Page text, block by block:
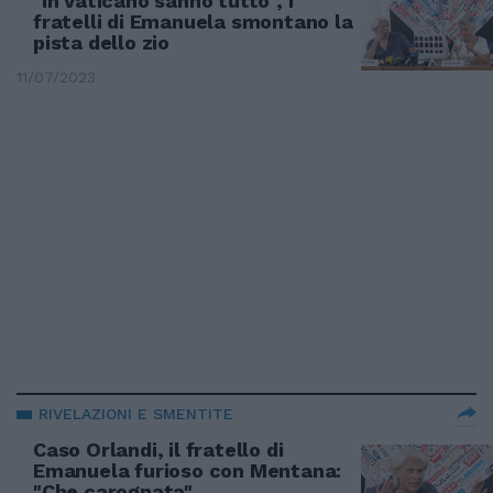
fratelli di Emanuela smontano la
pista dello zio
11/07/2023
RIVELAZIONI E SMENTITE
Caso Orlandi, il fratello di
Emanuela furioso con Mentana: